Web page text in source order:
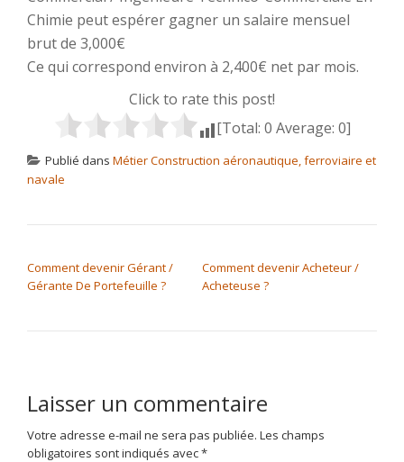
Chimie peut espérer gagner un salaire mensuel
brut de 3,000€
Ce qui correspond environ à 2,400€ net par mois.
Click to rate this post!
[Total: 0 Average: 0]
Publié dans Métier Construction aéronautique, ferroviaire et
navale
Comment devenir Gérant /
Gérante De Portefeuille ?
Comment devenir Acheteur /
Acheteuse ?
Laisser un commentaire
Votre adresse e-mail ne sera pas publiée. Les champs
obligatoires sont indiqués avec*